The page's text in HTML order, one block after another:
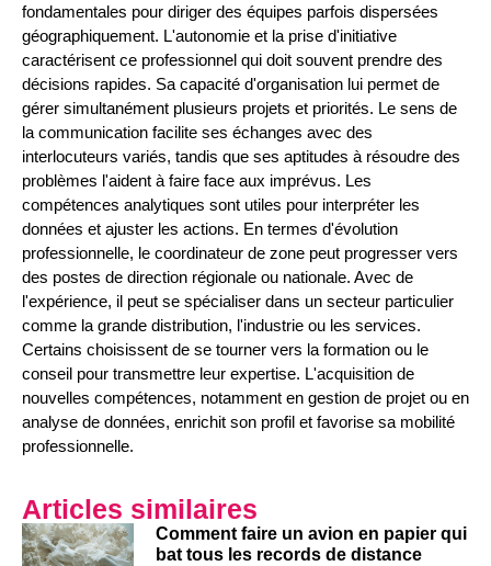
fondamentales pour diriger des équipes parfois dispersées
géographiquement. L'autonomie et la prise d'initiative
caractérisent ce professionnel qui doit souvent prendre des
décisions rapides. Sa capacité d'organisation lui permet de
gérer simultanément plusieurs projets et priorités. Le sens de
la communication facilite ses échanges avec des
interlocuteurs variés, tandis que ses aptitudes à résoudre des
problèmes l'aident à faire face aux imprévus. Les
compétences analytiques sont utiles pour interpréter les
données et ajuster les actions. En termes d'évolution
professionnelle, le coordinateur de zone peut progresser vers
des postes de direction régionale ou nationale. Avec de
l'expérience, il peut se spécialiser dans un secteur particulier
comme la grande distribution, l'industrie ou les services.
Certains choisissent de se tourner vers la formation ou le
conseil pour transmettre leur expertise. L'acquisition de
nouvelles compétences, notamment en gestion de projet ou en
analyse de données, enrichit son profil et favorise sa mobilité
professionnelle.
Articles similaires
Comment faire un avion en papier qui
bat tous les records de distance